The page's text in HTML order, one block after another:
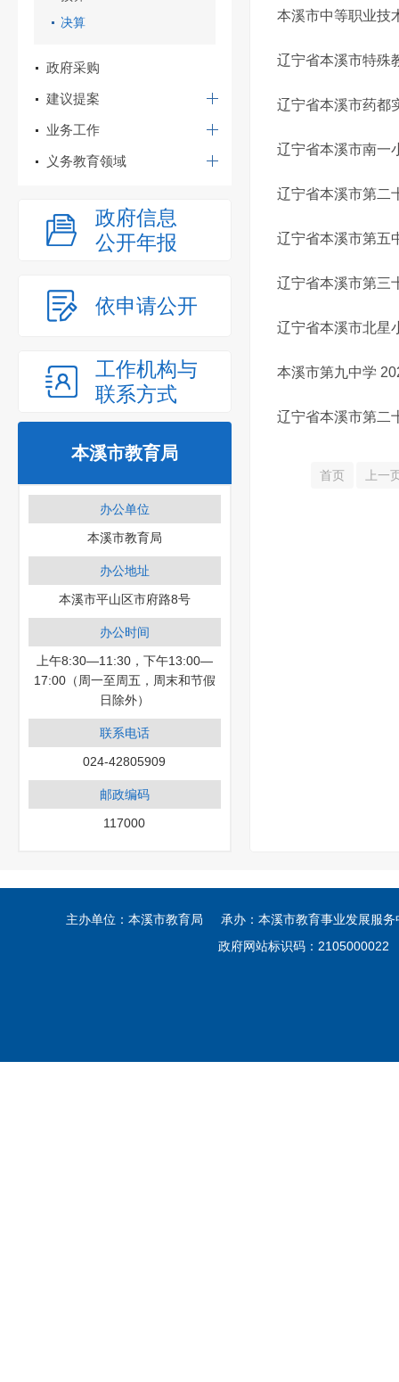
决算
政府采购
建议提案
业务工作
义务教育领域
政府信息
公开年报
依申请公开
工作机构与
联系方式
本溪市教育局
办公单位
本溪市教育局
办公地址
本溪市平山区市府路8号
办公时间
上午8:30—11:30，下午13:00—
17:00（周一至周五，周末和节假
日除外）
联系电话
024-42805909
邮政编码
117000
本溪市中等职业技
辽宁省本溪市特殊
辽宁省本溪市药都
辽宁省本溪市南一
辽宁省本溪市第二
辽宁省本溪市第五
辽宁省本溪市第三
辽宁省本溪市北星
本溪市第九中学
辽宁省本溪市第二
首页 上一
主办单位：本溪市教育局 承办：本溪市教育事业发展
政府网站标识码：2105000022